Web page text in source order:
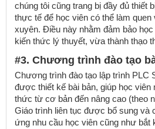
chúng tôi cũng trang bị đầy đủ thiết
thực tế để học viên có thể làm
xuyên. Điều này nhằm đảm bảo
kiến thức lý thuyết, vừa thành thạo
#3. Chương trình đào tạo
Chương trình đào tạo lập trình PLC
được thiết kế bài bản, giúp học
thức từ cơ bản đến nâng cao (theo
Giáo trình liên tục được bổ sung và
ứng nhu cầu học viên cũng như bắt